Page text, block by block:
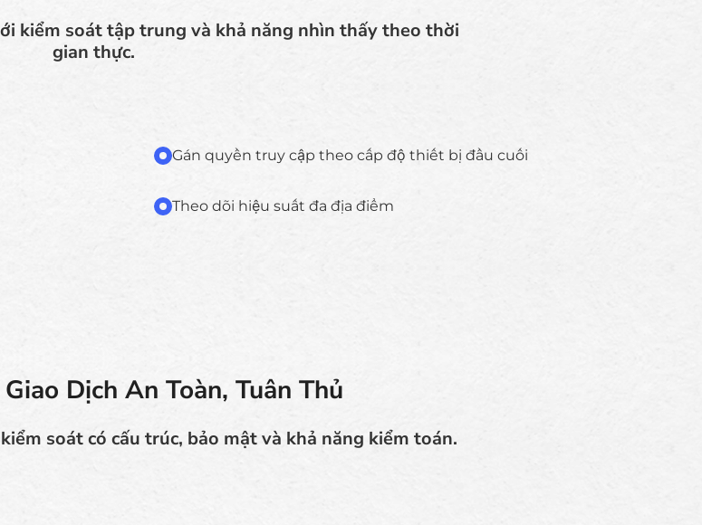
kiểm soát tập trung và khả năng nhìn thấy theo thời
gian thực.
Gán quyền truy cập theo cấp độ thiết bị đầu cuối
Theo dõi hiệu suất đa địa điểm
Dịch An Toàn, Tuân Thủ
soát có cấu trúc, bảo mật và khả năng kiểm toán.